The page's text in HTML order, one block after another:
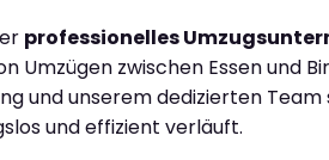
professionelles
Umzügen zwischen Essen und
und unserem dedizierten
und effizient verläuft.